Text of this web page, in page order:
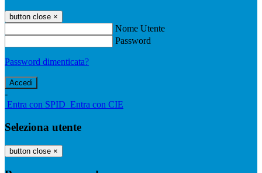
button close ×
Nome Utente
Password
Password dimenticata?
-
Entra con SPID Entra con CIE
Seleziona utente
button close ×